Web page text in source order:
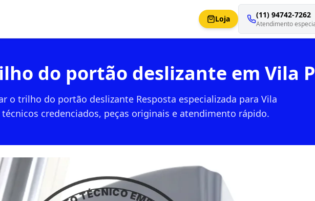
Loja (11) 94742-7262
Atendimento
do portão deslizante em Vila
o trilho do portão deslizante Resposta especializada para Vila
credenciados, peças originais e atendimento rápido.